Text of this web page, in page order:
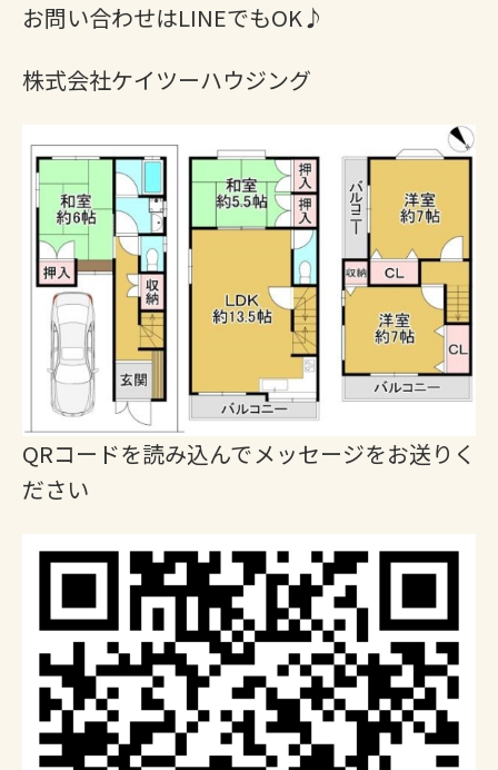
お問い合わせはLINEでもOK♪
株式会社ケイツーハウジング
QRコードを読み込んでメッセージをお送りく
ださい